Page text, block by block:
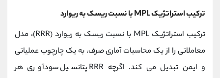
ترکیب استراتژیک MPL با نسبت ریسک به ریوارد
ترکیب استراتژیک MPL با نسبت ریسک به ریوارد (RRR)، مدل
معاملاتی را از یک محاسبات آماری صرف، به یک چارچوب عملیاتی
و ایمن تبدیل می‌ کند. اگرچه RRR پتانسیل سودآوری هر